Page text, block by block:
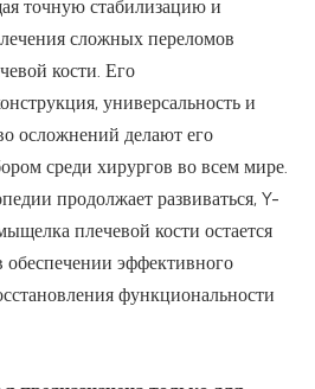
точную стабилизацию и
сложных переломов
кости. Его
универсальность и
осложнений делают его
среди хирургов во всем мире.
продолжает развиваться, Y-
плечевой кости остается
эффективного
функциональности